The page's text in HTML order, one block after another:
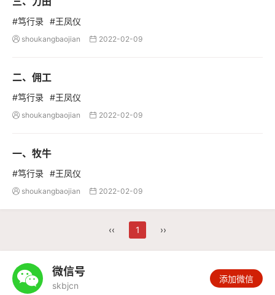
#笃行录 #王凤仪
 shoukangbaojian  2022-02-09
二、佣工
#笃行录 #王凤仪
 shoukangbaojian  2022-02-09
一、牧牛
#笃行录 #王凤仪
 shoukangbaojian  2022-02-09
‹‹ 1 ››
 微信号
skbjcn
添加微信